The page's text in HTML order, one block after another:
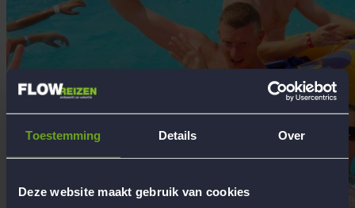
Toestemming Details Over
Deze website maakt gebruik van cookies